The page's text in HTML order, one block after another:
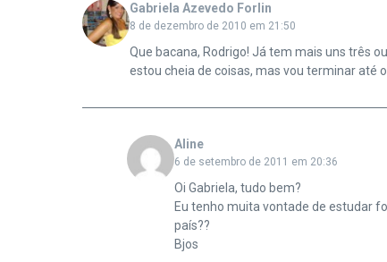
Gabriela Azevedo Forlin
8 de dezembro de 2010 em 21:50
Que bacana, Rodrigo! Já tem mais uns três
estou cheia de coisas, mas vou terminar até
Aline
6 de setembro de 2011 em 20:36
Oi Gabriela, tudo bem?
Eu tenho muita vontade de estudar
país??
Bjos